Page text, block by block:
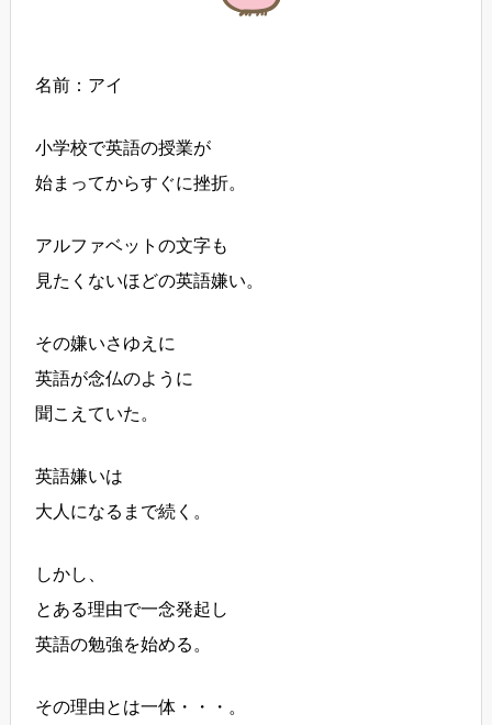
名前：アイ
小学校で英語の授業が
始まってからすぐに挫折。
アルファベットの文字も
見たくないほどの英語嫌い。
その嫌いさゆえに
英語が念仏のように
聞こえていた。
英語嫌いは
大人になるまで続く。
しかし、
とある理由で一念発起し
英語の勉強を始める。
その理由とは一体・・・。